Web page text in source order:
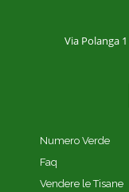
Via Polanga 1
Numero Verde
Faq
Vendere le Tisane